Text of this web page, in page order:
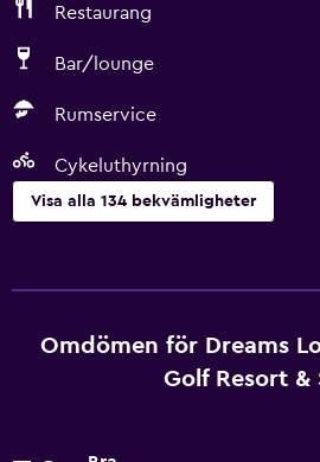
Restaurang
Bar/lounge
Rumservice
Cykeluthyrning
Visa alla 134 bekvämligheter
Valskådning
Presentbutik
Omdömen för Dreams
Golf Resort &